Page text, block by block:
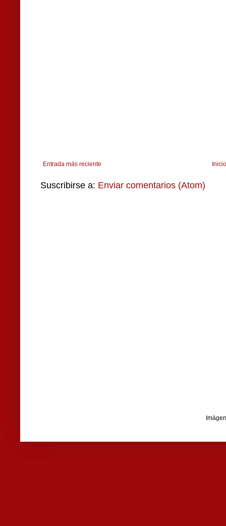
Entrada más reciente Inicio
Suscribirse a: Enviar comentarios (Atom)